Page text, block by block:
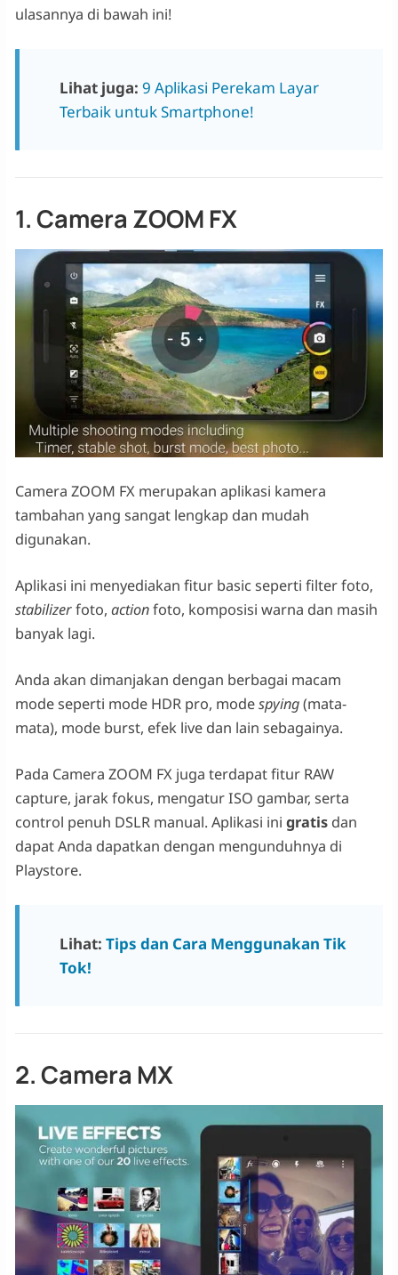
ulasannya di bawah ini!
Lihat juga: 9 Aplikasi Perekam Layar
Terbaik untuk Smartphone!
1. Camera ZOOM FX
Camera ZOOM FX merupakan aplikasi kamera
tambahan yang sangat lengkap dan mudah
digunakan.
Aplikasi ini menyediakan fitur basic seperti filter foto,
stabilizerfoto, actionfoto, komposisi warna dan masih
banyak lagi.
Anda akan dimanjakan dengan berbagai macam
mode seperti mode HDR pro, modespying(mata-
mata), mode burst, efek live dan lain sebagainya.
Pada Camera ZOOM FX juga terdapat fitur RAW
capture, jarak fokus, mengatur ISO gambar, serta
control penuh DSLR manual. Aplikasi ini gratis dan
dapat Anda dapatkan dengan mengunduhnya di
Playstore.
Lihat: Tips dan Cara Menggunakan Tik
Tok!
2. Camera MX